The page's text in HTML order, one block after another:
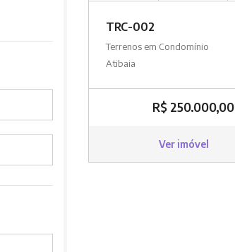
TRC-002
Terrenos em Condomínio
Atibaia
R$ 250.000,00
Ver imóvel